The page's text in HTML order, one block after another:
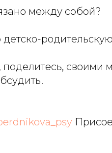
между собой?
поделитесь,